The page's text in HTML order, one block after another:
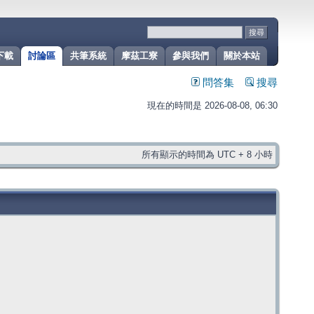
關於本站
參與我們
摩茲工寮
共筆系統
討論區
載
問答集 搜尋
現在的時間是 2026-08-08, 06:30
所有顯示的時間為 UTC + 8 小時